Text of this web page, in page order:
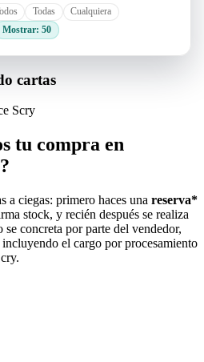
Todas
Cualquiera
Mostrar: 50
cartas
Scry
tu compra en
a ciegas: primero haces una reserva*
stock, y recién después se realiza
concreta por parte del vendedor,
incluyendo el cargo por procesamiento